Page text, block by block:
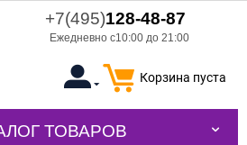
+7(495)128-48-87
Ежедневно с10:00 до 21:00
Корзина пуста
ТОВАРОВ